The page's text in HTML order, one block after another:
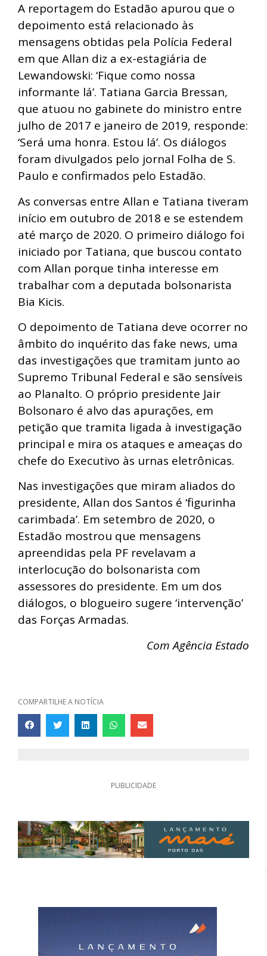
A reportagem do Estadão apurou que o
depoimento está relacionado às
mensagens obtidas pela Polícia Federal
em que Allan diz a ex-estagiária de
Lewandowski: ‘Fique como nossa
informante lá’. Tatiana Garcia Bressan,
que atuou no gabinete do ministro entre
julho de 2017 e janeiro de 2019, responde:
‘Será uma honra. Estou lá’. Os diálogos
foram divulgados pelo jornal Folha de S.
Paulo e confirmados pelo Estadão.
As conversas entre Allan e Tatiana tiveram
início em outubro de 2018 e se estendem
até março de 2020. O primeiro diálogo foi
iniciado por Tatiana, que buscou contato
com Allan porque tinha interesse em
trabalhar com a deputada bolsonarista
Bia Kicis.
O depoimento de Tatiana deve ocorrer no
âmbito do inquérito das fake news, uma
das investigações que tramitam junto ao
Supremo Tribunal Federal e são sensíveis
ao Planalto. O próprio presidente Jair
Bolsonaro é alvo das apurações, em
petição que tramita ligada à investigação
principal e mira os ataques e ameaças do
chefe do Executivo às urnas eletrônicas.
Nas investigações que miram aliados do
presidente, Allan dos Santos é ‘figurinha
carimbada’. Em setembro de 2020, o
Estadão mostrou que mensagens
apreendidas pela PF revelavam a
interlocução do bolsonarista com
assessores do presidente. Em um dos
diálogos, o blogueiro sugere ‘intervenção’
das Forças Armadas.
Com Agência Estado
COMPARTILHE A NOTÍCIA
PUBLICIDADE